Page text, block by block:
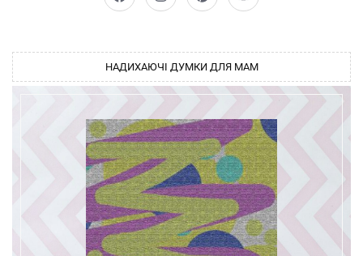
НАДИХАЮЧІ ДУМКИ ДЛЯ МАМ